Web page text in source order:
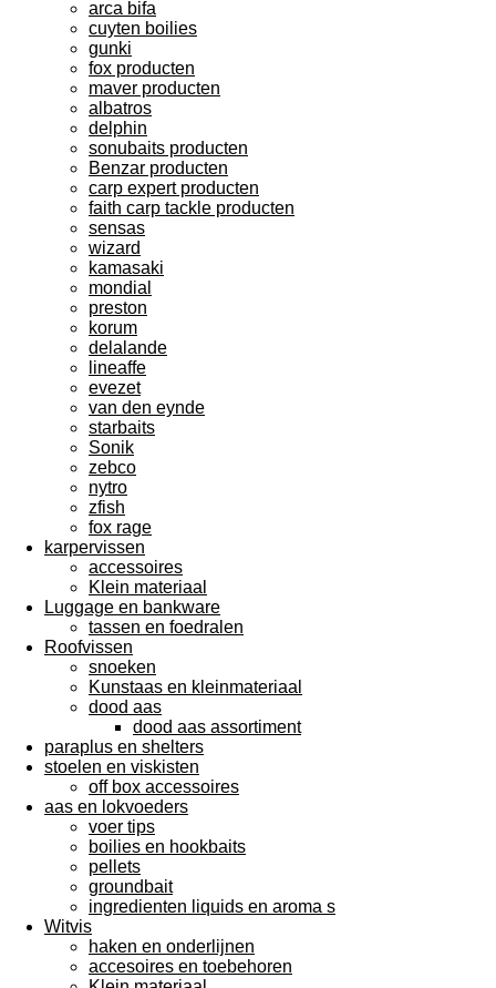
arca bifa
cuyten boilies
gunki
fox producten
maver producten
albatros
delphin
sonubaits producten
Benzar producten
carp expert producten
faith carp tackle producten
sensas
wizard
kamasaki
mondial
preston
korum
delalande
lineaffe
evezet
van den eynde
starbaits
Sonik
zebco
nytro
zfish
fox rage
karpervissen
accessoires
Klein materiaal
Luggage en bankware
tassen en foedralen
Roofvissen
snoeken
Kunstaas en kleinmateriaal
dood aas
dood aas assortiment
paraplus en shelters
stoelen en viskisten
off box accessoires
aas en lokvoeders
voer tips
boilies en hookbaits
pellets
groundbait
ingredienten liquids en aroma s
Witvis
haken en onderlijnen
accesoires en toebehoren